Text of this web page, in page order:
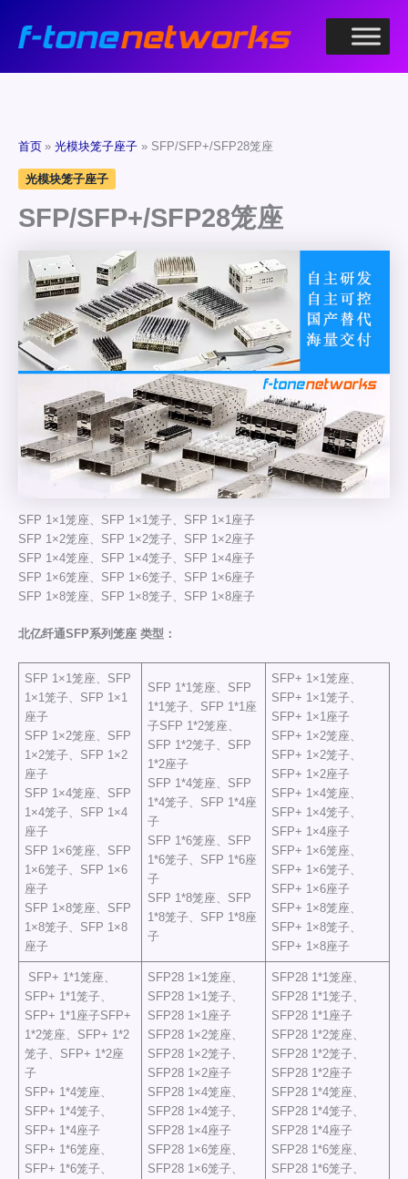
首页 光模块笼子座子 SFP/SFP+/SFP28笼座
光模块笼子座子
SFP/SFP+/SFP28笼座
SFP 1×1笼座、SFP 1×1笼子、SFP 1×1座子
SFP 1×2笼座、SFP 1×2笼子、SFP 1×2座子
SFP 1×4笼座、SFP 1×4笼子、SFP 1×4座子
SFP 1×6笼座、SFP 1×6笼子、SFP 1×6座子
SFP 1×8笼座、SFP 1×8笼子、SFP 1×8座子
北亿纤通SFP系列笼座 类型：
SFP 1×1笼座、SFP
1×1笼子、SFP 1×1
座子
SFP 1×2笼座、SFP
1×2笼子、SFP 1×2
座子
SFP 1×4笼座、SFP
1×4笼子、SFP 1×4
座子
SFP 1×6笼座、SFP
1×6笼子、SFP 1×6
座子
SFP 1×8笼座、SFP
1×8笼子、SFP 1×8
座子
SFP 1*1笼座、SFP
1*1笼子、SFP 1*1座
子SFP 1*2笼座、
SFP 1*2笼子、SFP
1*2座子
SFP 1*4笼座、SFP
1*4笼子、SFP 1*4座
子
SFP 1*6笼座、SFP
1*6笼子、SFP 1*6座
子
SFP 1*8笼座、SFP
1*8笼子、SFP 1*8座
子
SFP+ 1×1笼座、
SFP+ 1×1笼子、
SFP+ 1×1座子
SFP+ 1×2笼座、
SFP+ 1×2笼子、
SFP+ 1×2座子
SFP+ 1×4笼座、
SFP+ 1×4笼子、
SFP+ 1×4座子
SFP+ 1×6笼座、
SFP+ 1×6笼子、
SFP+ 1×6座子
SFP+ 1×8笼座、
SFP+ 1×8笼子、
SFP+ 1×8座子
SFP+ 1*1笼座、
SFP+ 1*1笼子、
SFP+ 1*1座子SFP+
1*2笼座、SFP+ 1*2
笼子、SFP+ 1*2座
子
SFP+ 1*4笼座、
SFP+ 1*4笼子、
SFP+ 1*4座子
SFP+ 1*6笼座、
SFP+ 1*6笼子、
SFP28 1×1笼座、
SFP28 1×1笼子、
SFP28 1×1座子
SFP28 1×2笼座、
SFP28 1×2笼子、
SFP28 1×2座子
SFP28 1×4笼座、
SFP28 1×4笼子、
SFP28 1×4座子
SFP28 1×6笼座、
SFP28 1×6笼子、
SFP28 1*1笼座、
SFP28 1*1笼子、
SFP28 1*1座子
SFP28 1*2笼座、
SFP28 1*2笼子、
SFP28 1*2座子
SFP28 1*4笼座、
SFP28 1*4笼子、
SFP28 1*4座子
SFP28 1*6笼座、
SFP28 1*6笼子、